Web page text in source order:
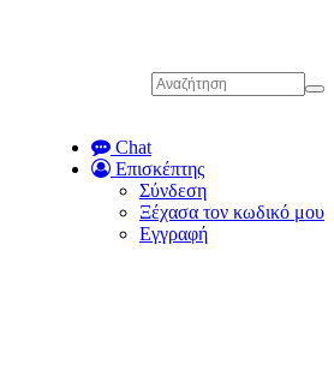
Chat
Επισκέπτης
Σύνδεση
Ξέχασα τον κωδικό μου
Εγγραφή